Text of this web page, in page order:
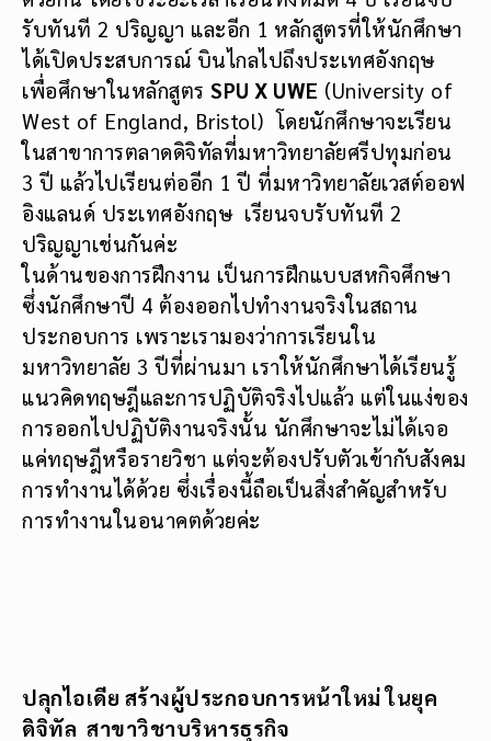
West of England, Bristol) โดยนักศึกษาจะเรียน
ในสาขาการตลาดดิจิทัลที่มหาวิทยาลัยศรีปทุมก่อน
3 ปี แล้วไปเรียนต่ออีก 1 ปี ที่มหาวิทยาลัยเวสต์ออฟ
อิงแลนด์ ประเทศอังกฤษ เรียนจบรับทันที 2
ปริญญาเช่นกันค่ะ
ในด้านของการฝึกงาน เป็นการฝึกแบบสหกิจศึกษา
ซึ่งนักศึกษาปี 4 ต้องออกไปทำงานจริงในสถาน
ประกอบการ เพราะเรามองว่าการเรียนใน
มหาวิทยาลัย 3 ปีที่ผ่านมา เราให้นักศึกษาได้เรียนรู้
แนวคิดทฤษฎีและการปฏิบัติจริงไปแล้ว แต่ในแง่ของ
การออกไปปฏิบัติงานจริงนั้น นักศึกษาจะไม่ได้เจอ
แค่ทฤษฎีหรือรายวิชา แต่จะต้องปรับตัวเข้ากับสังคม
การทำงานได้ด้วย ซึ่งเรื่องนี้ถือเป็นสิ่งสำคัญสำหรับ
การทำงานในอนาคตด้วยค่ะ
ปลุกไอเดีย สร้างผู้ประกอบการหน้าใหม่ ในยุค
การันตีมีธุรกิจเป็นของตัวเอง 100%”
ดร.มุกดาฉาย แสนเมืองหัวหน้าสาขาวิชา